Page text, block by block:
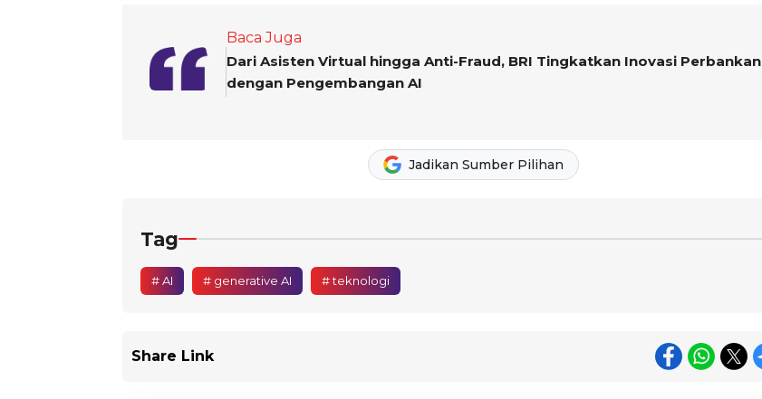
Baca Juga
Dari Asisten Virtual hingga Anti-Fraud, BRI Tingkatkan Inovasi Perbankan
dengan Pengembangan AI
Jadikan Sumber Pilihan
Tag
# AI # generative AI # teknologi
Share Link